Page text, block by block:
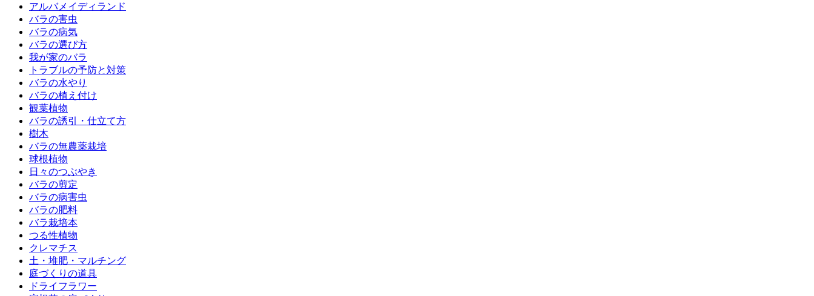
アルバメイディランド
バラの害虫
バラの病気
バラの選び方
我が家のバラ
トラブルの予防と対策
バラの水やり
バラの植え付け
観葉植物
バラの誘引・仕立て方
樹木
バラの無農薬栽培
球根植物
日々のつぶやき
バラの剪定
バラの病害虫
バラの肥料
バラ栽培本
つる性植物
クレマチス
土・堆肥・マルチング
庭づくりの道具
ドライフラワー